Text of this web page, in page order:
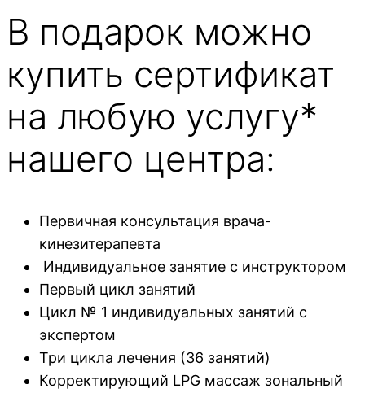
В подарок можно
купить сертификат
на любую услугу*
нашего центра:
Первичная консультация врача-
кинезитерапевта
Индивидуальное занятие с инструктором
Первый цикл занятий
Цикл № 1 индивидуальных занятий с
экспертом
Три цикла лечения (36 занятий)
Корректирующий LPG массаж зональный